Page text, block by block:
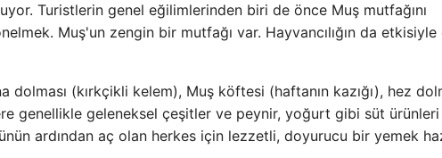
Turistlerin genel eğilimlerinden biri de önce Muş mutfağını
Muş'un zengin bir mutfağı var. Hayvancılığın da etkisiyle
dolması (kırkçikli kelem), Muş köftesi (haftanın kazığı), hez
genellikle geleneksel çeşitler ve peynir, yoğurt gibi süt
ardından aç olan herkes için lezzetli, doyurucu bir yemek